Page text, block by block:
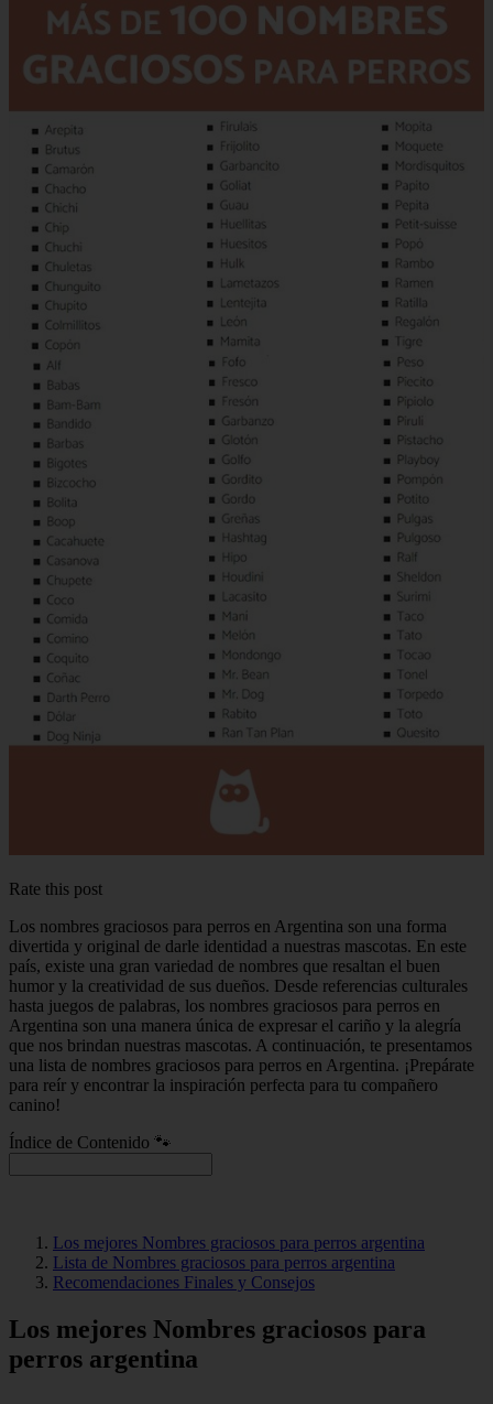
Rate this post
Los nombres graciosos para perros en Argentina son una forma
divertida y original de darle identidad a nuestras mascotas. En este
país, existe una gran variedad de nombres que resaltan el buen
humor y la creatividad de sus dueños. Desde referencias culturales
hasta juegos de palabras, los nombres graciosos para perros en
Argentina son una manera única de expresar el cariño y la alegría
que nos brindan nuestras mascotas. A continuación, te presentamos
una lista de nombres graciosos para perros en Argentina. ¡Prepárate
para reír y encontrar la inspiración perfecta para tu compañero
canino!
Índice de Contenido 🐾
Los mejores Nombres graciosos para perros argentina
Lista de Nombres graciosos para perros argentina
Recomendaciones Finales y Consejos
Los mejores Nombres graciosos para
perros argentina